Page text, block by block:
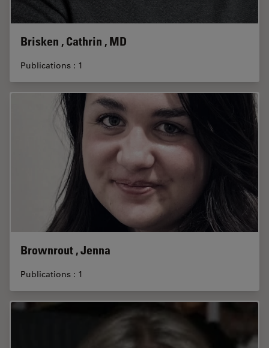
Brisken , Cathrin , MD
Publications : 1
Brownrout , Jenna
Publications : 1